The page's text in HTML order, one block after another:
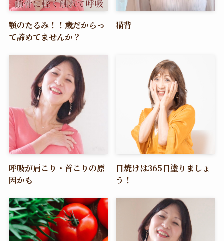
顎のたるみ！！歳だからっ
て諦めてませんか？
猫背
呼吸が肩こり・首こりの原
因かも
日焼けは365日塗りましょ
う！